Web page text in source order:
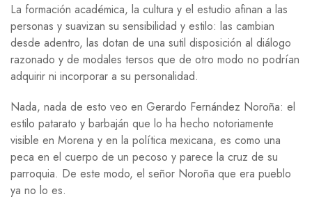
La formación académica, la cultura y el estudio afinan a las
personas y suavizan su sensibilidad y estilo: las cambian
desde adentro, las dotan de una sutil disposición al diálogo
razonado y de modales tersos que de otro modo no podrían
adquirir ni incorporar a su personalidad.
Nada, nada de esto veo en Gerardo Fernández Noroña: el
estilo patarato y barbaján que lo ha hecho notoriamente
visible en Morena y en la política mexicana, es como una
peca en el cuerpo de un pecoso y parece la cruz de su
parroquia. De este modo, el señor Noroña que era pueblo
ya no lo es.